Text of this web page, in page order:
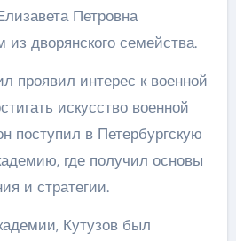
Петровна
из дворянского семейства.
проявил интерес к военной
искусство военной
поступил в Петербургскую
где получил основы
и стратегии.
Кутузов был